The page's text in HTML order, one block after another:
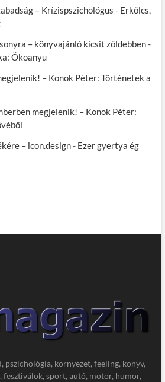
– Krízispszichológus - Erkölcs,
– könyvajánló kicsit zöldebben-
Ökoanyu
– Konok Péter: Történetek a
megjelenik! – Konok Péter:
– icon.design- Ezer gyertya ég
pszichológia, környezet, feeling, könyv,
fesztiválok, sport, autó, motor, humor,